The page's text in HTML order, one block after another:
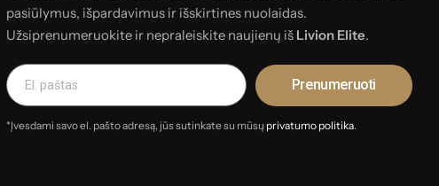
pasiūlymus, išpardavimus ir išskirtines nuolaidas.
Užsiprenumeruokite ir nepraleiskite naujienų iš Livion Elite.
Prenumeruoti
*Įvesdami savo el. pašto adresą, jūs sutinkate su mūsų privatumo politika.